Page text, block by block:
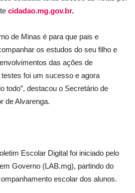
cidadao.mg.gov.br.
de Minas é para que pais e
os estudos do seu filho e
das ações de
foi um sucesso e agora
todo”, destacou o Secretário de
de Alvarenga.
Escolar Digital foi iniciado pelo
Governo (LAB.mg), partindo do
escolar dos alunos.